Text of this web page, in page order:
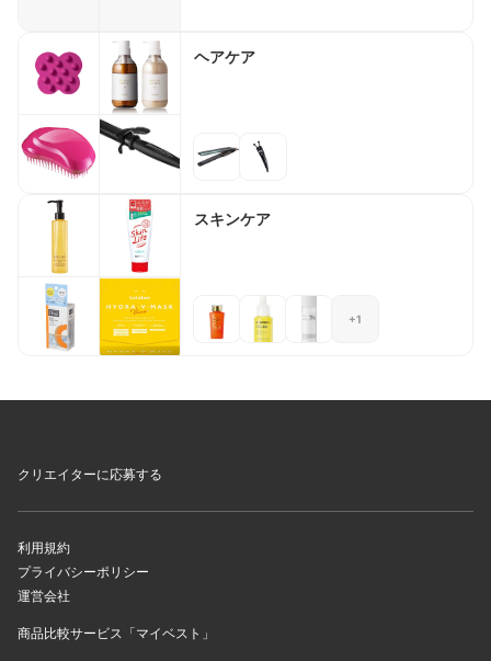
ヘアケア
スキンケア
+1
クリエイターに応募する
利用規約
プライバシーポリシー
運営会社
商品比較サービス「マイベスト」